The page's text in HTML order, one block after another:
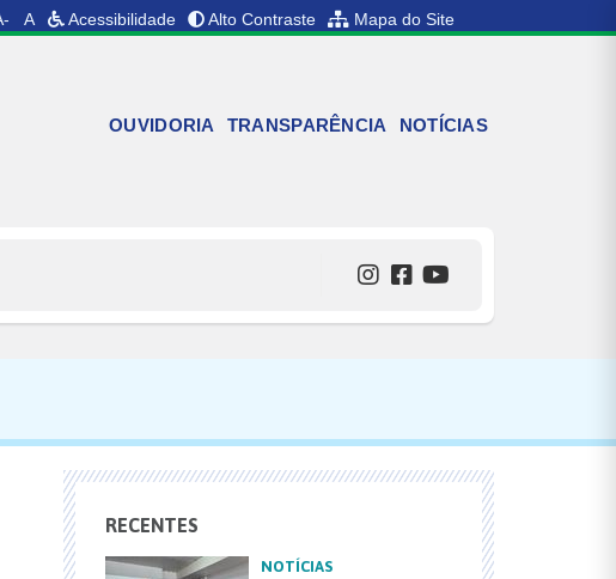
A Acessibilidade Alto Contraste Mapa do Site
OUVIDORIA TRANSPARÊNCIA NOTÍCIAS
RECENTES
NOTÍCIAS